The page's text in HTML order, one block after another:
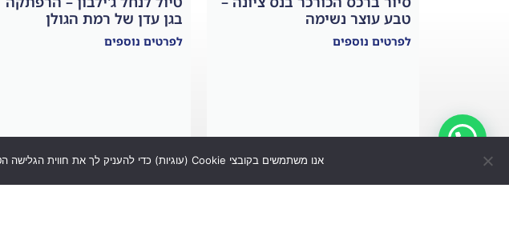
טבע עוצר נשימה
לפרטים נוספים
בגן עדן של רמת הגולן
לפרטים נוספים
אנו משתמשים בקובצי Cookie (עוגיות) כדי להעניק לך את חווית הגלישה הטובה ביותר. המשך הגלישה באתר מהווה הסכמה לכך.